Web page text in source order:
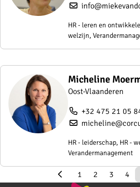
HR - leren en
welzijn,
Micheline
Oost-Vlaanderen
+32 475 21 05
HR - leiderschap, HR -
Verandermanagement
1 2 3 4